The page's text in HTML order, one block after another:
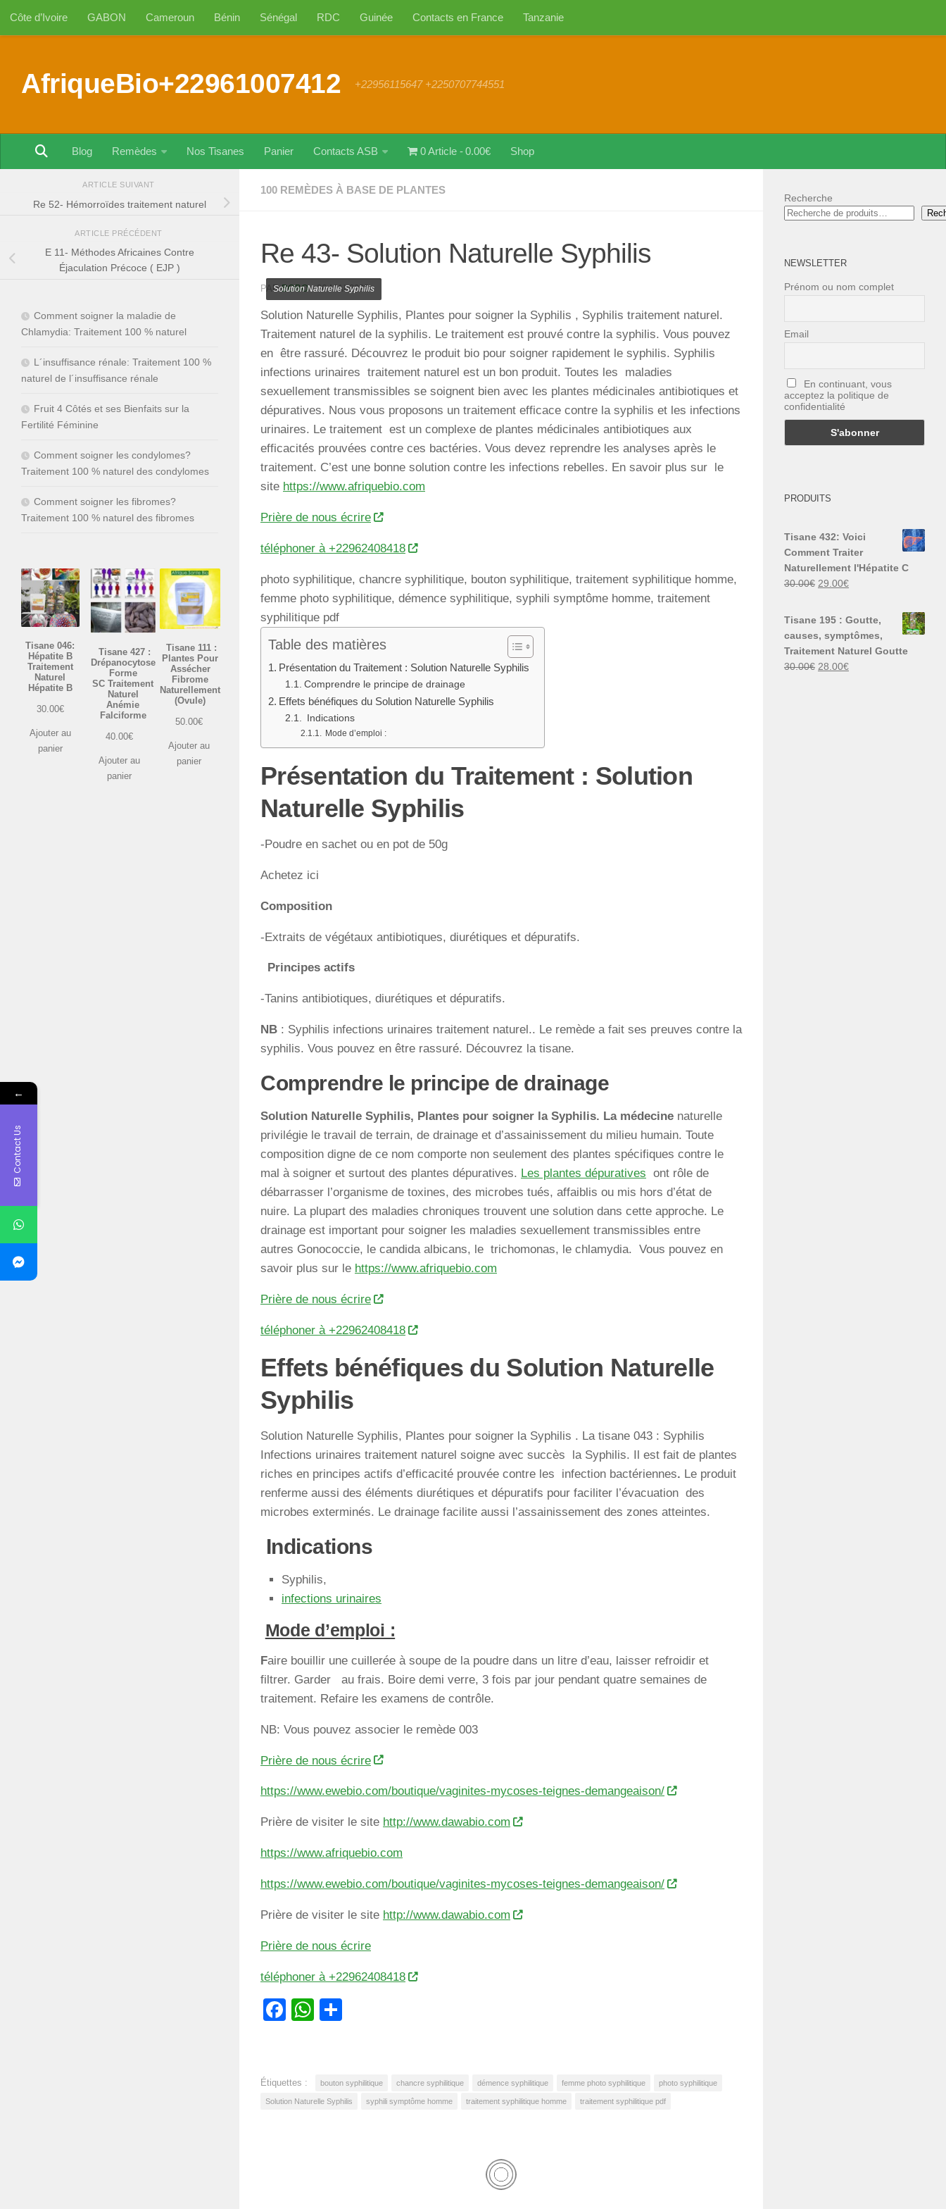
Au dessous du contenu
Côte d’Ivoire GABON Cameroun Bénin Sénégal RDC Guinée Contacts en France Tanzanie
AfriqueBio+22961007412 +22956115647 +2250707744551
Blog Remèdes Nos Tisanes Panier Contacts ASB 0 Article 0.00€ Shop
100 REMÈDES À BASE DE PLANTES
Re 43- Solution Naturelle Syphilis
PARBOBO ·26 MAI 2022
Solution Naturelle Syphilis
Solution Naturelle Syphilis, Plantes pour soigner la Syphilis , Syphilis traitement naturel.
Traitement naturel de la syphilis. Le traitement est prouvé contre la syphilis. Vous pouvez
en être rassuré. Découvrez le produit bio pour soigner rapidement le syphilis. Syphilis
infections urinaires traitement naturel est un bon produit. Toutes les maladies
sexuellement transmissibles se soignent bien avec les plantes médicinales antibiotiques et
dépuratives. Nous vous proposons un traitement efficace contre la syphilis et les infections
urinaires. Le traitement est un complexe de plantes médicinales antibiotiques aux
efficacités prouvées contre ces bactéries. Vous devez reprendre les analyses après le
traitement. C’est une bonne solution contre les infections rebelles. En savoir plus sur le
site https://www.afriquebio.com
Prière de nous écrire
téléphoner à +22962408418
photo syphilitique, chancre syphilitique, bouton syphilitique, traitement syphilitique homme,
femme photo syphilitique, démence syphilitique, syphili symptôme homme, traitement
syphilitique pdf
Table des matières
Présentation du Traitement : Solution Naturelle Syphilis
Comprendre le principe de drainage
Effets bénéfiques du Solution Naturelle Syphilis
Indications
Mode d’emploi :
Présentation du Traitement : Solution
Naturelle Syphilis
-Poudre en sachet ou en pot de 50g
Achetez ici
Composition
-Extraits de végétaux antibiotiques, diurétiques et dépuratifs.
Principes actifs
-Tanins antibiotiques, diurétiques et dépuratifs.
NB : Syphilis infections urinaires traitement naturel.. Le remède a fait ses preuves contre la
syphilis. Vous pouvez en être rassuré. Découvrez la tisane.
Comprendre le principe de drainage
Solution Naturelle Syphilis, Plantes pour soigner la Syphilis. La médecine naturelle
privilégie le travail de terrain, de drainage et d’assainissement du milieu humain. Toute
composition digne de ce nom comporte non seulement des plantes spécifiques contre le
mal à soigner et surtout des plantes dépuratives. Les plantes dépuratives ont rôle de
débarrasser l’organisme de toxines, des microbes tués, affaiblis ou mis hors d’état de
nuire. La plupart des maladies chroniques trouvent une solution dans cette approche. Le
drainage est important pour soigner les maladies sexuellement transmissibles entre
autres Gonococcie, le candida albicans, le trichomonas, le chlamydia. Vous pouvez en
savoir plus sur le https://www.afriquebio.com
Prière de nous écrire
téléphoner à +22962408418
Effets bénéfiques du Solution Naturelle
Syphilis
Solution Naturelle Syphilis, Plantes pour soigner la Syphilis . La tisane 043 : Syphilis
Infections urinaires traitement naturel soigne avec succès la Syphilis. Il est fait de plantes
riches en principes actifs d’efficacité prouvée contre les infection bactériennes. Le produit
renferme aussi des éléments diurétiques et dépuratifs pour faciliter l’évacuation des
microbes exterminés. Le drainage facilite aussi l’assainissement des zones atteintes.
Indications
Syphilis,
infections urinaires
Mode d’emploi :
Faire bouillir une cuillerée à soupe de la poudre dans un litre d’eau, laisser refroidir et
filtrer. Garder au frais. Boire demi verre, 3 fois par jour pendant quatre semaines de
traitement. Refaire les examens de contrôle.
NB: Vous pouvez associer le remède 003
Prière de nous écrire
https://www.ewebio.com/boutique/vaginites-mycoses-teignes-demangeaison/
Prière de visiter le site http://www.dawabio.com
https://www.afriquebio.com
https://www.ewebio.com/boutique/vaginites-mycoses-teignes-demangeaison/
Prière de visiter le site http://www.dawabio.com
Prière de nous écrire
téléphoner à +22962408418
Facebook
WhatsApp
Étiquettes : bouton syphilitique chancre syphilitique démence syphilitique femme photo syphilitique photo syphilitique
Solution Naturelle Syphilis syphili symptôme homme traitement syphilitique homme traitement syphilitique pdf
ARTICLE SUIVANT
Re 52- Hémorroïdes traitement naturel
ARTICLE PRÉCÉDENT
E 11- Méthodes Africaines Contre
Éjaculation Précoce ( EJP )
Comment soigner la maladie de
Chlamydia: Traitement 100 % naturel
L´insuffisance rénale: Traitement 100 %
naturel de l´insuffisance rénale
Fruit 4 Côtés et ses Bienfaits sur la
Fertilité Féminine
Comment soigner les condylomes?
Traitement 100 % naturel des condylomes
Comment soigner les fibromes?
Traitement 100 % naturel des fibromes
Tisane 046:
Hépatite B
Traitement
Naturel
Hépatite B
30.00€
Ajouter au
panier
Tisane 427 :
Drépanocytose
Forme
SC Traitement
Naturel
Anémie
Falciforme
40.00€
Ajouter au
panier
Tisane 111 :
Plantes Pour
Assécher
Fibrome
Naturellement
(Ovule)
50.00€
Ajouter au
panier
Recherche
NEWSLETTER
Prénom ou nom complet
Email
En continuant, vous
acceptez la politique de
confidentialité
PRODUITS
Tisane 432: Voici
Comment Traiter
Naturellement l'Hépatite C
30.00€ Le
30.00€.
29.00€Le
est :
Tisane 195 : Goutte,
causes, symptômes,
Traitement Naturel Goutte
30.00€ Le
28.00€Le
←
Contact Us